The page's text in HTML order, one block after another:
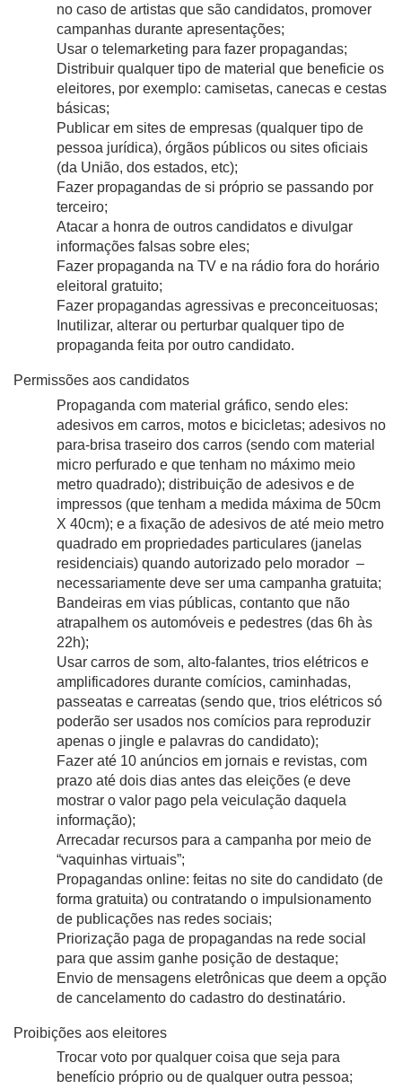
no caso de artistas que são candidatos, promover
campanhas durante apresentações;
Usar o telemarketing para fazer propagandas;
Distribuir qualquer tipo de material que beneficie os
eleitores, por exemplo: camisetas, canecas e cestas
básicas;
Publicar em sites de empresas (qualquer tipo de
pessoa jurídica), órgãos públicos ou sites oficiais
(da União, dos estados, etc);
Fazer propagandas de si próprio se passando por
terceiro;
Atacar a honra de outros candidatos e divulgar
informações falsas sobre eles;
Fazer propaganda na TV e na rádio fora do horário
eleitoral gratuito;
Fazer propagandas agressivas e preconceituosas;
Inutilizar, alterar ou perturbar qualquer tipo de
propaganda feita por outro candidato.
Permissões aos candidatos
Propaganda com material gráfico, sendo eles:
adesivos em carros, motos e bicicletas; adesivos no
para-brisa traseiro dos carros (sendo com material
micro perfurado e que tenham no máximo meio
metro quadrado); distribuição de adesivos e de
impressos (que tenham a medida máxima de 50cm
X 40cm); e a fixação de adesivos de até meio metro
quadrado em propriedades particulares (janelas
residenciais) quando autorizado pelo morador  –
necessariamente deve ser uma campanha gratuita;
Bandeiras em vias públicas, contanto que não
atrapalhem os automóveis e pedestres (das 6h às
22h);
Usar carros de som, alto-falantes, trios elétricos e
amplificadores durante comícios, caminhadas,
passeatas e carreatas (sendo que, trios elétricos só
poderão ser usados nos comícios para reproduzir
apenas o jingle e palavras do candidato);
Fazer até 10 anúncios em jornais e revistas, com
prazo até dois dias antes das eleições (e deve
mostrar o valor pago pela veiculação daquela
informação);
Arrecadar recursos para a campanha por meio de
“vaquinhas virtuais”;
Propagandas online: feitas no site do candidato (de
forma gratuita) ou contratando o impulsionamento
de publicações nas redes sociais;
Priorização paga de propagandas na rede social
para que assim ganhe posição de destaque;
Envio de mensagens eletrônicas que deem a opção
de cancelamento do cadastro do destinatário.
Proibições aos eleitores
Trocar voto por qualquer coisa que seja para
benefício próprio ou de qualquer outra pessoa;